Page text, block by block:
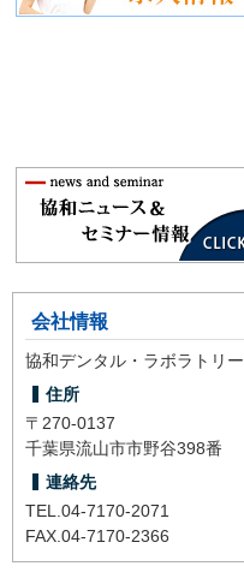
会社情報
協和デンタル・ラボラトリー
住所
〒270-0137
千葉県流山市市野谷398番
連絡先
TEL.04-7170-2071
FAX.04-7170-2366